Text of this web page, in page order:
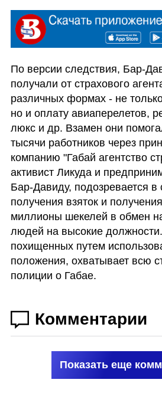
По версии следствия, Бар-
получали от страхового
различных формах - не
но и оплату авиаперелетов,
люкс и др. Взамен они
тысячи работников через
компанию "Габай агентство
активист Ликуда и
Бар-Давиду, подозревается в
получения взяток и
миллионы шекелей в обмен
людей на высокие
похищенных путем
положения, охватывает всю
полиции о Габае.
Комментарии
Показать еще